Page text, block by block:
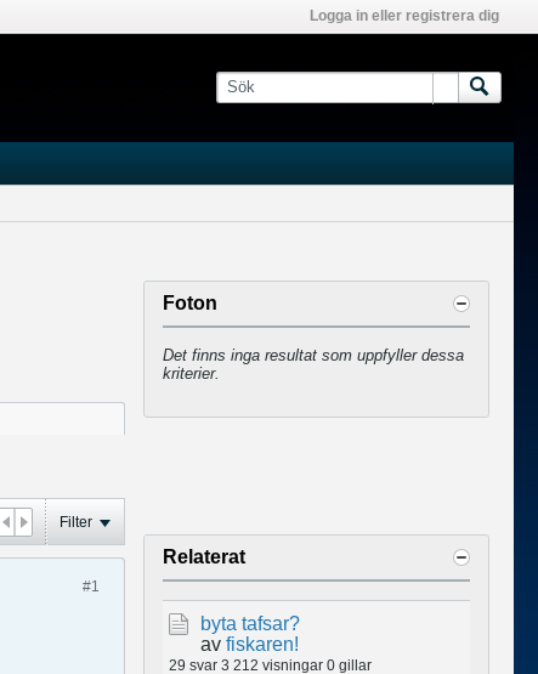
Logga in eller registrera dig
Filter
#1
Foton
Det finns inga resultat som uppfyller dessa
kriterier.
Relaterat
byta tafsar?
av fiskaren!
29 svar 3 212 visningar 0 gillar